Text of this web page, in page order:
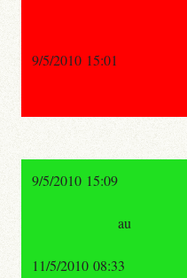
9/5/2010 15:01
9/5/2010 15:09
au
11/5/2010 08:33